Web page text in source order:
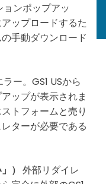
ンポップアッ
ップロードするた
手動ダウンロード
ー。GS1 USから
ップが表示されま
トフォームと売り
ターが必要である
） 外部リダイレ